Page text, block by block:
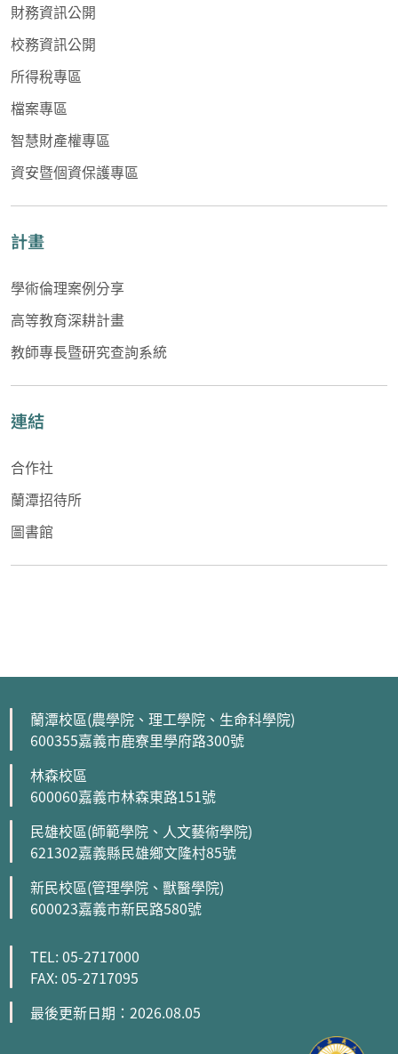
財務資訊公開
校務資訊公開
所得稅專區
檔案專區
智慧財產權專區
資安暨個資保護專區
計畫
學術倫理案例分享
高等教育深耕計畫
教師專長暨研究查詢系統
連結
合作社
蘭潭招待所
圖書館
蘭潭校區(農學院、理工學院、生命科學院)
600355嘉義市鹿寮里學府路300號
林森校區
600060嘉義市林森東路151號
民雄校區(師範學院、人文藝術學院)
621302嘉義縣民雄鄉文隆村85號
新民校區(管理學院、獸醫學院)
600023嘉義市新民路580號
TEL: 05-2717000
FAX: 05-2717095
最後更新日期：2026.08.05